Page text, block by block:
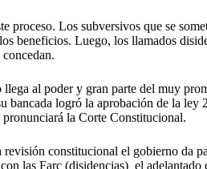
proceso. Los subversivos que se
beneficios. Luego, los llamados
llega al poder y gran parte del muy
bancada logró la aprobación de la
la Corte Constitucional.
revisión constitucional el gobierno da
las Farc (disidencias) el